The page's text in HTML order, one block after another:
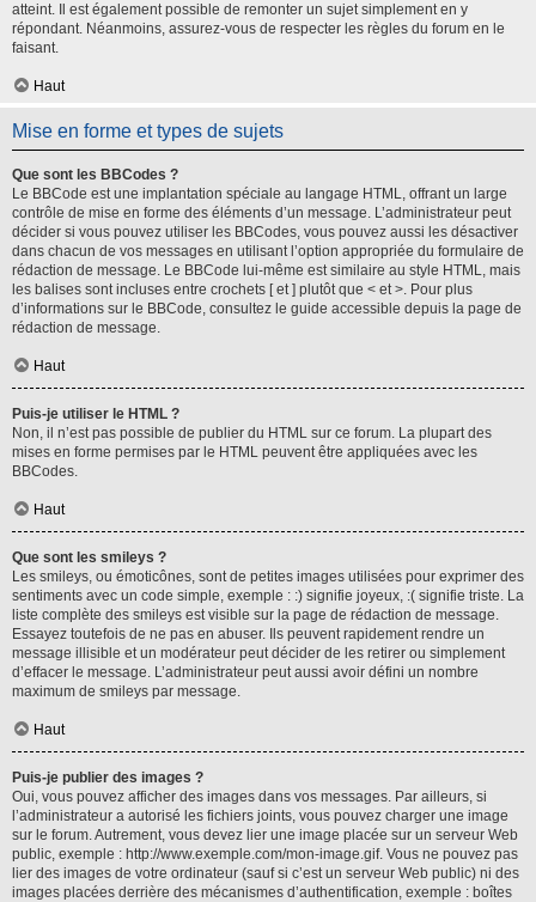
atteint. Il est également possible de remonter un sujet simplement en y
répondant. Néanmoins, assurez-vous de respecter les règles du forum en le
faisant.
Haut
Mise en forme et types de sujets
Que sont les BBCodes ?
Le BBCode est une implantation spéciale au langage HTML, offrant un large
contrôle de mise en forme des éléments d’un message. L’administrateur peut
décider si vous pouvez utiliser les BBCodes, vous pouvez aussi les désactiver
dans chacun de vos messages en utilisant l’option appropriée du formulaire de
rédaction de message. Le BBCode lui-même est similaire au style HTML, mais
les balises sont incluses entre crochets [ et ] plutôt que < et >. Pour plus
d’informations sur le BBCode, consultez le guide accessible depuis la page de
rédaction de message.
Haut
Puis-je utiliser le HTML ?
Non, il n’est pas possible de publier du HTML sur ce forum. La plupart des
mises en forme permises par le HTML peuvent être appliquées avec les
BBCodes.
Haut
Que sont les smileys ?
Les smileys, ou émoticônes, sont de petites images utilisées pour exprimer des
sentiments avec un code simple, exemple : :) signifie joyeux, :( signifie triste. La
liste complète des smileys est visible sur la page de rédaction de message.
Essayez toutefois de ne pas en abuser. Ils peuvent rapidement rendre un
message illisible et un modérateur peut décider de les retirer ou simplement
d’effacer le message. L’administrateur peut aussi avoir défini un nombre
maximum de smileys par message.
Haut
Puis-je publier des images ?
Oui, vous pouvez afficher des images dans vos messages. Par ailleurs, si
l’administrateur a autorisé les fichiers joints, vous pouvez charger une image
sur le forum. Autrement, vous devez lier une image placée sur un serveur Web
public, exemple : http://www.exemple.com/mon-image.gif. Vous ne pouvez pas
lier des images de votre ordinateur (sauf si c’est un serveur Web public) ni des
images placées derrière des mécanismes d’authentification, exemple : boîtes